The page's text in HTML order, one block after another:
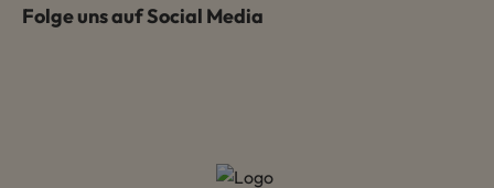
Folge uns auf Social Media